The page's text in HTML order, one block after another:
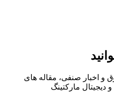
و اخبار صنفی، مقاله های
دیجیتال مارکتینگ